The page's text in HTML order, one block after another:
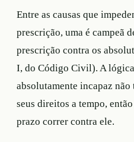
Entre as causas que
prescrição, uma é campeã
prescrição contra os
I, do Código Civil). A
absolutamente incapaz
seus direitos a tempo,
prazo correr contra ele.